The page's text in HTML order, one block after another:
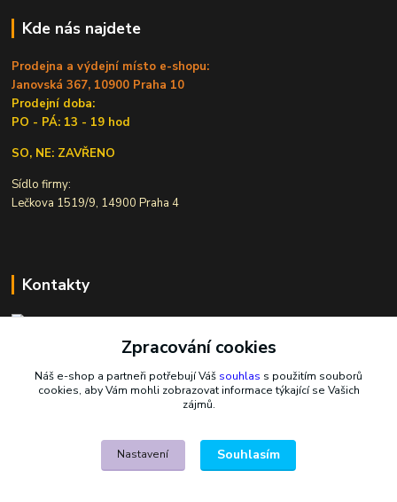
Kde nás najdete
Prodejna a výdejní místo e-shopu:
Janovská 367, 10900 Praha 10
Prodejní doba:
PO - PÁ: 13 - 19 hod
SO, NE: ZAVŘENO
Sídlo firmy:
Lečkova 1519/9, 14900 Praha 4
Kontakty
Ivana Šiková
+420 607 146 238
Po-Pá, 8-18 hod.
Zpracování cookies
Náš e-shop a partneři potřebují Váš souhlas s použitím souborů
cookies, aby Vám mohli zobrazovat informace týkající se Vašich
zájmů.
Nastavení Souhlasím